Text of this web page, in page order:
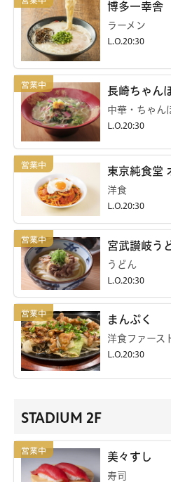
博多一幸舎
ラーメン
L.O.20:30
長崎ちゃん
中華・ちゃん
L.O.20:30
東京純食堂
洋食
L.O.20:30
宮武讃岐う
うどん
L.O.20:30
まんぷく
洋食ファース
L.O.20:30
STADIUM 2F
美々すし
寿司